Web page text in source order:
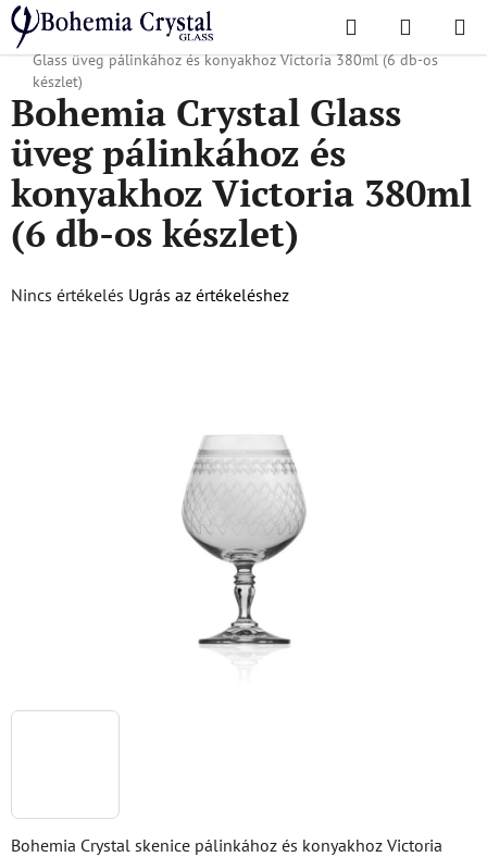
Ugrás
fő
tartalomhoz
Keresés KOSÁR
Kezdőlap
/ Poharak Brandys és konyakospoharak
Bohemia Crystal
Glass üveg pálinkához és konyakhoz Victoria 380ml (6 db-os
készlet)
Bohemia Crystal skenice pálinkához és konyakhoz Victoria
Bohemia Crystal Glass
üveg pálinkához és
konyakhoz Victoria 380ml
(6 db-os készlet)
A
Nincs értékelés Ugrás az értékeléshez